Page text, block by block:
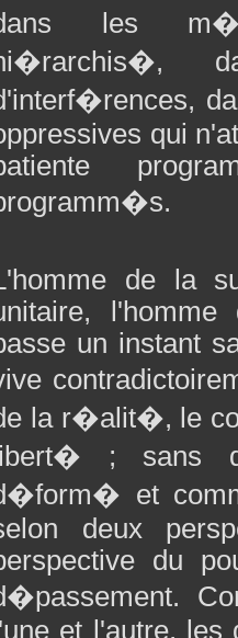
les
qui
de la
un instant
la r�alit�, le
libert� ; sans
et
deux
du
l'une et l'autre, les